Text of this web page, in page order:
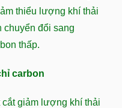
thiểu lượng khí thải
chuyển đổi sang
thấp.
carbon
cắt giảm lượng khí thải